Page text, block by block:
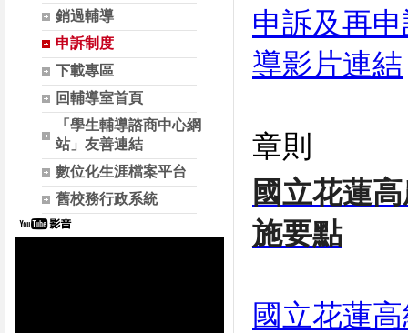
銷過輔導
申訴制度
下載專區
回輔導室首頁
「學生輔導諮商中心網
站」友善連結
數位化生涯檔案平台
舊校務行政系統
申訴及再
導影片連結
章則
國立花蓮
施要點
國立花蓮